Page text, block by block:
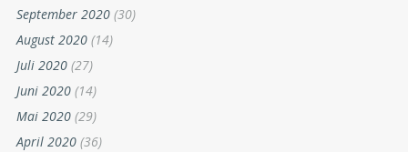
September 2020 (30)
August 2020 (14)
Juli 2020 (27)
Juni 2020 (14)
Mai 2020 (29)
April 2020 (36)